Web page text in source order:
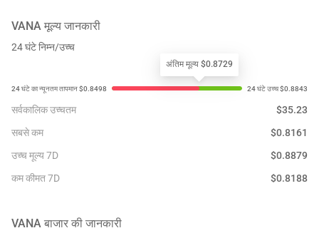
VANA मूल्य जानकारी
24 घंटे निम्न/उच्च
अंतिम मूल्य $0.8729
सर्वकालिक उच्चतम $35.23
सबसे कम
$0.8161
उच्च मूल्य 7D
$0.8879
कम कीमत 7D
$0.8188
VANA बाजार की जानकारी